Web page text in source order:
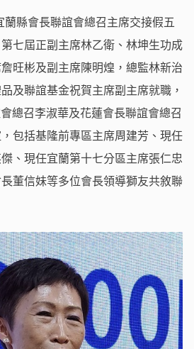
縣會長聯誼會總召主席交接假五
七屆正副主席林乙衛、林坤生功成
旺彬及副主席陳明煌，總監林新治
及聯誼基金祝賀主席副主席就職，
總召李淑華及花蓮會長聯誼會總召
包括基隆前專區主席周建芳、現任
、現任宜蘭第十七分區主席張仁忠
董信妹等多位會長領導獅友共敘聯